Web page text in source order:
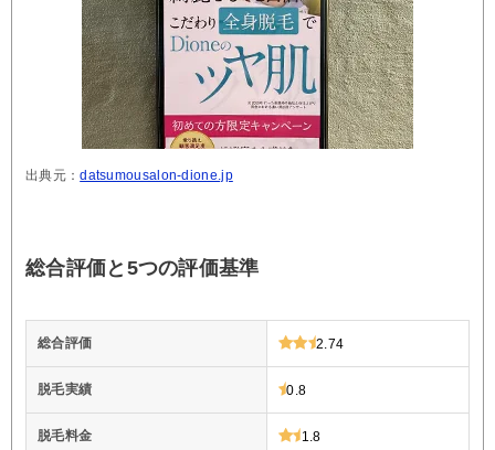
出典元：datsumousalon-dione.jp
総合評価と5つの評価基準
総合評価 2.74
脱毛実績 0.8
脱毛料金 1.8